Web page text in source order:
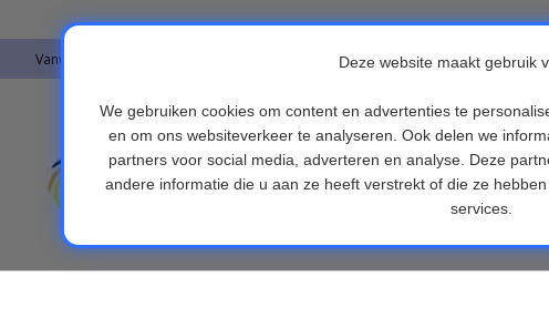
Vanwege vakantie worden er op moment geen pakketjes verstuurd. Alles
Auto's & Accessoires
Endoscopen